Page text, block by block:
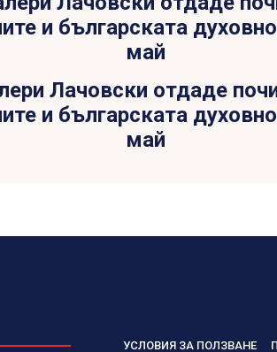
Лачовски отдаде
и българската
май
УСЛОВИЯ ЗА ПОЛЗВАНЕ